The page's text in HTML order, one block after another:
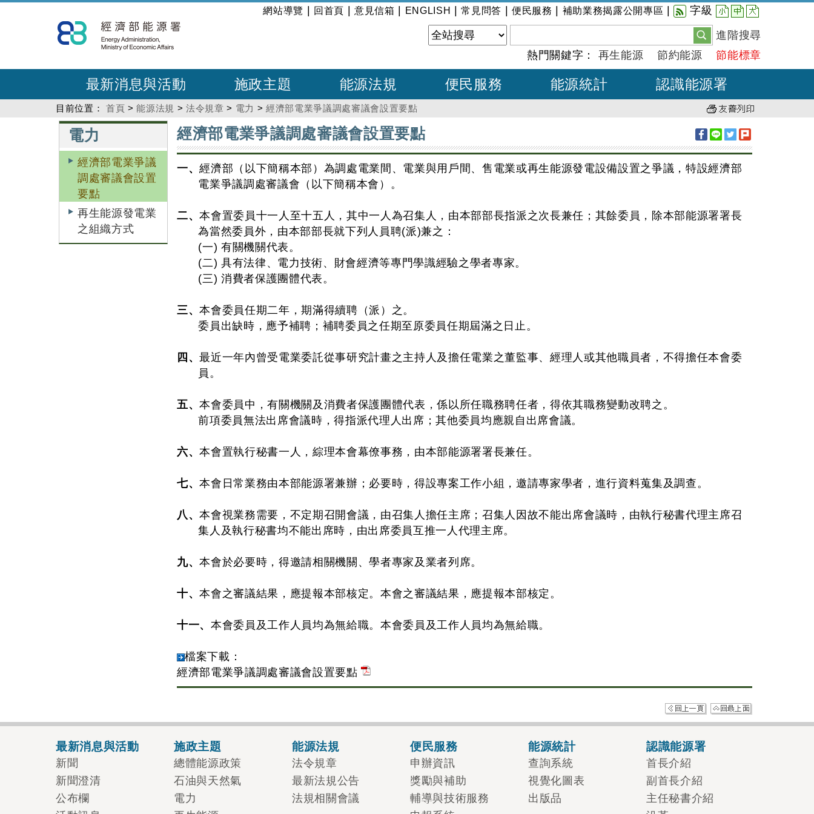
到
主
內
:::
網站導覽 回首頁 意見信箱 ENGLISH |常見問答 便民服務 補助業務揭露公開專區 字級 小 中 大
進階搜尋
熱門關鍵字： 再生能源 節約能源 節能標章
最新消息與活動 施政主題 能源法規 便民服務 能源統計 認識能源署
目前位置： 首頁 >能源法規 >法令規章 > 電力 >經濟部電業爭議調處審議會設置要點
電力
經濟部電業爭議
調處審議會設置
要點
再生能源發電業
之組織方式
:::
經濟部電業爭議調處審議會設置要點
一、經濟部（以下簡稱本部）為調處電業間、電業與用戶間、售電業或再生能源發電設備設置之爭議，特設經濟部
電業爭議調處審議會（以下簡稱本會）。
二、本會置委員十一人至十五人，其中一人為召集人，由本部部長指派之次長兼任；其餘委員，除本部能源署署長
為當然委員外，由本部部長就下列人員聘(派)兼之：
(一) 有關機關代表。
(二) 具有法律、電力技術、財會經濟等專門學識經驗之學者專家。
(三) 消費者保護團體代表。
三、本會委員任期二年，期滿得續聘（派）之。
委員出缺時，應予補聘；補聘委員之任期至原委員任期屆滿之日止。
四、最近一年內曾受電業委託從事研究計畫之主持人及擔任電業之董監事、經理人或其他職員者，不得擔任本會委
員。
五、本會委員中，有關機關及消費者保護團體代表，係以所任職務聘任者，得依其職務變動改聘之。
前項委員無法出席會議時，得指派代理人出席；其他委員均應親自出席會議。
六、本會置執行秘書一人，綜理本會幕僚事務，由本部能源署署長兼任。
七、本會日常業務由本部能源署兼辦；必要時，得設專案工作小組，邀請專家學者，進行資料蒐集及調查。
八、本會視業務需要，不定期召開會議，由召集人擔任主席；召集人因故不能出席會議時，由執行秘書代理主席召
集人及執行秘書均不能出席時，由出席委員互推一人代理主席。
九、本會於必要時，得邀請相關機關、學者專家及業者列席。
十、本會之審議結果，應提報本部核定。本會之審議結果，應提報本部核定。
十一、 本會委員及工作人員均為無給職。本會委員及工作人員均為無給職。
檔案下載：
經濟部電業爭議調處審議會設置要點
最新消息與活動
新聞
新聞澄清
公布欄
施政主題
總體能源政策
石油與天然氣
電力
能源法規
法令規章
最新法規公告
法規相關會議
便民服務
申辦資訊
獎勵與補助
輔導與技術服務
能源統計
查詢系統
視覺化圖表
出版品
認識能源署
首長介紹
副首長介紹
主任秘書介紹